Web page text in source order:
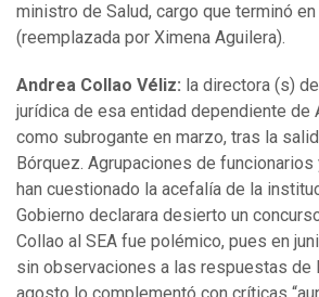
ministro de Salud, cargo que terminó en
(reemplazada por Ximena Aguilera).
Andrea Collao Véliz: la directora (s)
jurídica de esa entidad dependiente de
como subrogante en marzo, tras la
Bórquez. Agrupaciones de
han cuestionado la acefalía de la
Gobierno declarara desierto un
Collao al SEA fue polémico, pues en
sin observaciones a las respuestas de